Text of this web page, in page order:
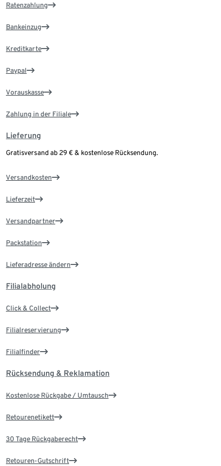
Ratenzahlung
Bankeinzug
Kreditkarte
Paypal
Vorauskasse
Zahlung in der Filiale
Lieferung
Gratisversand ab 29 € & kostenlose Rücksendung.
Versandkosten
Lieferzeit
Versandpartner
Packstation
Lieferadresse ändern
Filialabholung
Click & Collect
Filialreservierung
Filialfinder
Rücksendung & Reklamation
Kostenlose Rückgabe / Umtausch
Retourenetikett
30 Tage Rückgaberecht
Retouren-Gutschrift